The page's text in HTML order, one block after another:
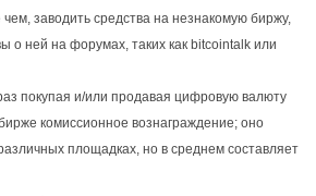
заводить средства на незнакомую биржу,
о ней на форумах, таких как bitcointalk или
покупая и/или продавая цифровую валюту
комиссионное вознаграждение; оно
площадках, но в среднем составляет